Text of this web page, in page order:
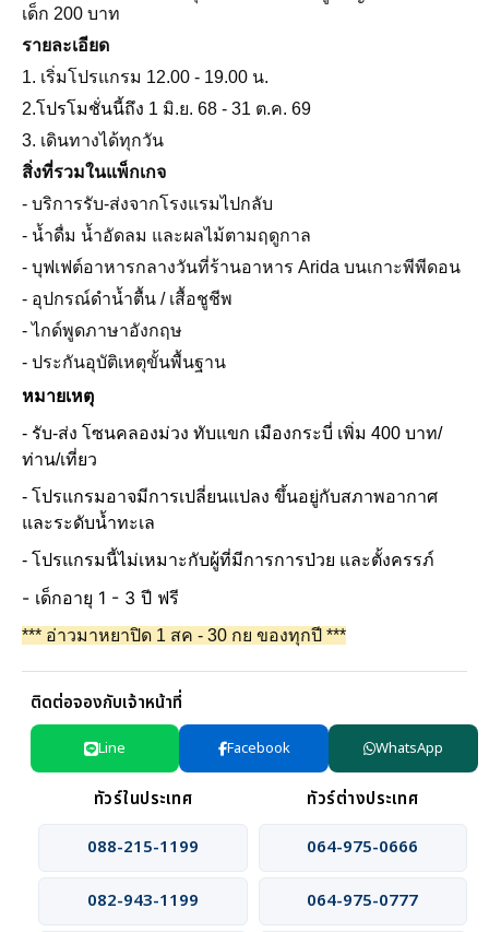
เด็ก 200 บาท
รายละเอียด
1. เริ่มโปรแกรม 12.00 - 19.00 น.
2.โปรโมชั่นนี้ถึง 1 มิ.ย. 68 - 31 ต.ค. 69
3. เดินทางได้ทุกวัน
สิ่งที่รวมในแพ็กเกจ
- บริการรับ-ส่งจากโรงแรมไปกลับ
- น้ำดื่ม น้ำอัดลม และผลไม้ตามฤดูกาล
- บุฟเฟต์อาหารกลางวันที่ร้านอาหาร Arida บนเกาะพีพีดอน
- อุปกรณ์ดำน้ำตื้น / เสื้อชูชีพ
- ไกด์พูดภาษาอังกฤษ
- ประกันอุบัติเหตุขั้นพื้นฐาน
หมายเหตุ
- รับ-ส่ง โซนคลองม่วง ทับแขก เมืองกระบี่ เพิ่ม 400 บาท/
ท่าน/เที่ยว
- โปรแกรมอาจมีการเปลี่ยนแปลง ขึ้นอยู่กับสภาพอากาศ
และระดับน้ำทะเล
- โปรแกรมนี้ไม่เหมาะกับผู้ที่มีการการป่วย และตั้งครรภ์
- เด็กอายุ 1 - 3 ปี ฟรี
*** อ่าวมาหยาปิด 1 สค - 30 กย ของทุกปี ***
ติดต่อจองกับเจ้าหน้าที่
Line Facebook WhatsApp
ทัวร์ในประเทศ
ทัวร์ต่างประเทศ
088-215-1199
064-975-0666
082-943-1199 064-975-0777